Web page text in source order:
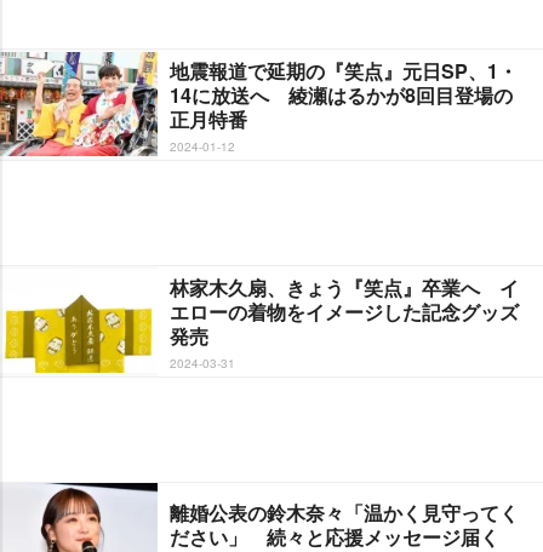
地震報道で延期の『笑点』元日SP、1・
14に放送へ 綾瀬はるかが8回目登場の
正月特番
2024-01-12
林家木久扇、きょう『笑点』卒業へ イ
エローの着物をイメージした記念グッズ
発売
2024-03-31
離婚公表の鈴木奈々「温かく見守ってく
ださい」 続々と応援メッセージ届く